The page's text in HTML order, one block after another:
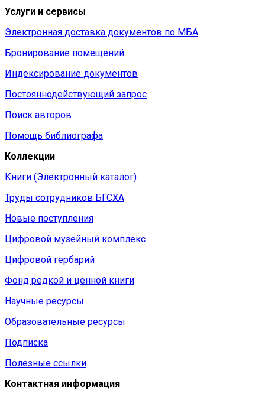
Услуги и сервисы
Электронная доставка документов по МБА
Бронирование помещений
Индексирование документов
Постояннодействующий запрос
Поиск авторов
Помощь библиографа
Коллекции
Книги (Электронный каталог)
Труды сотрудников БГСХА
Новые поступления
Цифровой музейный комплекс
Цифровой гербарий
Фонд редкой и ценной книги
Научные ресурсы
Образовательные ресурсы
Подписка
Полезные ссылки
Контактная информация